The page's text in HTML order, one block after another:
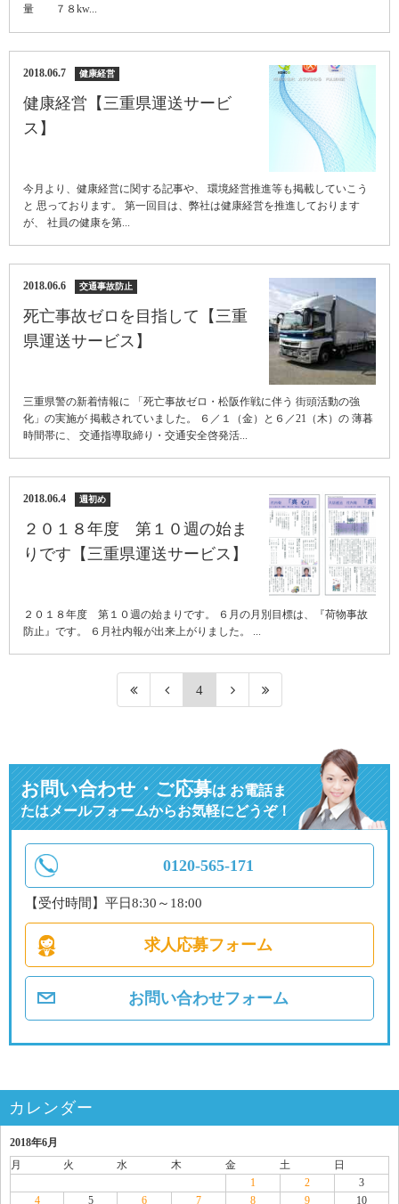
量 ７８kw...
2018.06.7 健康経営
健康経営【三重県運送サービ
ス】
今月より、健康経営に関する記事や、 環境経営推進等も掲載していこう
と 思っております。 第一回目は、弊社は健康経営を推進しております
が、 社員の健康を第...
2018.06.6 交通事故防止
死亡事故ゼロを目指して【三重
県運送サービス】
三重県警の新着情報に 「死亡事故ゼロ・松阪作戦に伴う 街頭活動の強
化」の実施が 掲載されていました。 ６／１（金）と６／21（木）の 薄暮
時間帯に、 交通指導取締り・交通安全啓発活...
2018.06.4 週初め
２０１８年度 第１０週の始ま
りです【三重県運送サービス】
２０１８年度 第１０週の始まりです。 ６月の月別目標は、『荷物事故
防止』です。 ６月社内報が出来上がりました。 ...
4
お問い合わせ・ご応募はお電話ま
たはメールフォームからお気軽にどうぞ！
0120-565-171
【受付時間】平日8:30～18:00
求人応募フォーム
お問い合わせフォーム
カレンダー
2018年6月
月
火 水 木 金 土
日
1
2
3
4
5 6 7 8 9
10